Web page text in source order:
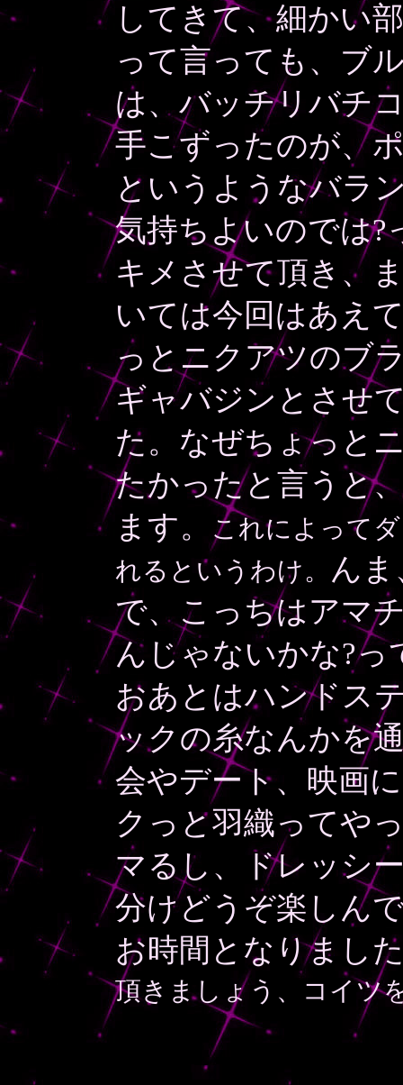
してきて、細かい
って言っても、ブ
は、バッチリバチ
手こずったのが、
というようなバラ
気持ちよいのでは?
キメさせて頂き、
いては今回はあえ
っとニクアツのブ
ギャバジンとさせ
た。なぜちょっと
たかったと言うと
ます。
これによって
れるというわけ。 ん
で、こっちはアマ
んじゃないかな?
おあとはハンドス
ックの糸なんかを
会やデート、映画
クっと羽織ってや
マるし、ドレッシ
分けどうぞ楽しん
お時間となりま
頂きましょう、コイツ